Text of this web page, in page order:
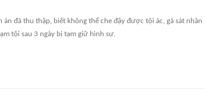
đã thu thập, biết không thể che đậy được tội ác, gã sát nhân
tội sau 3 ngày bị tạm giữ hình sự.